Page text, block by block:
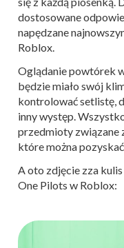
dostosowane
napędzane
Roblox.
Oglądanie powtórek
będzie miało swój
kontrolować setlistę,
inny występ.
przedmioty związane
które można
A oto zdjęcie zza
One Pilots w Roblox: